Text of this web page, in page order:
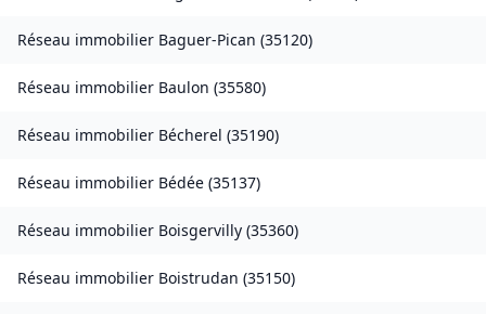
Réseau immobilier Baguer-Pican (35120)
Réseau immobilier Baulon (35580)
Réseau immobilier Bécherel (35190)
Réseau immobilier Bédée (35137)
Réseau immobilier Boisgervilly (35360)
Réseau immobilier Boistrudan (35150)